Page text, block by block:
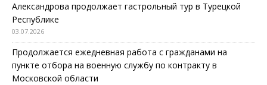
Александрова продолжает гастрольный тур в Турецкой
Республике
03.07.2026
Продолжается ежедневная работа с гражданами на
пункте отбора на военную службу по контракту в
Московской области